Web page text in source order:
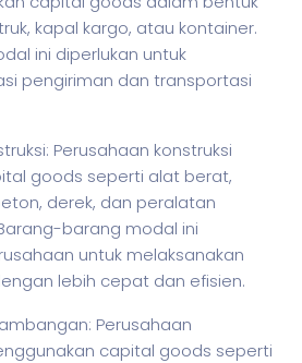
kapal kargo, atau kontainer.
ini diperlukan untuk
pengiriman dan transportasi
Perusahaan konstruksi
goods seperti alat berat,
derek, dan peralatan
barang modal ini
untuk melaksanakan
lebih cepat dan efisien.
Perusahaan
capital goods seperti